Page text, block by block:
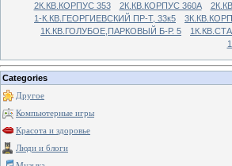
2К.КВ.КОРПУС 353
2К.КВ.КОРПУС 360А
1-К.КВ.ГЕОРГИЕВСКИЙ ПР-Т, 33к5
1К.КВ.ГОЛУБОЕ,ПАРКОВЫЙ Б-Р. 5
Categories
Другое
Компьютерные игры
Красота и здоровье
Люди и блоги